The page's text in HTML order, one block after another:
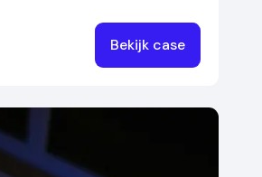
Bekijk case